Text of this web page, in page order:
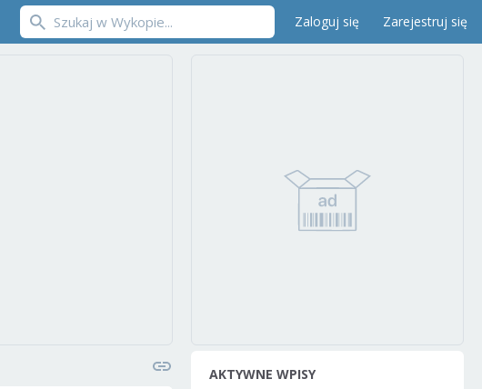
Zaloguj się Zarejestruj się
AKTYWNE WPISY